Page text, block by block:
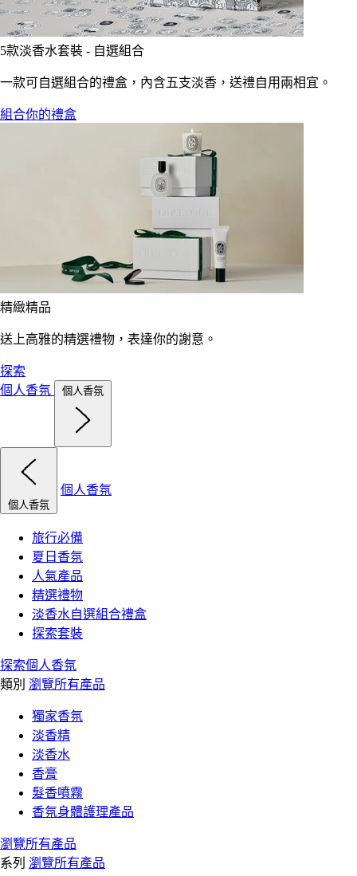
5款淡香水套裝 - 自選組合
一款可自選組合的禮盒，內含五支淡香，送禮自用兩相宜。
組合你的禮盒
精緻精品
送上高雅的精選禮物，表達你的謝意。
探索
個人香氛
個人香氛
個人香氛
個人香氛
旅行必備
夏日香氛
人氣產品
精選禮物
淡香水自選組合禮盒
探索套裝
探索個人香氛
類別 瀏覽所有產品
獨家香氛
淡香精
淡香水
香膏
髮香噴霧
香氛身體護理產品
瀏覽所有產品
系列 瀏覽所有產品